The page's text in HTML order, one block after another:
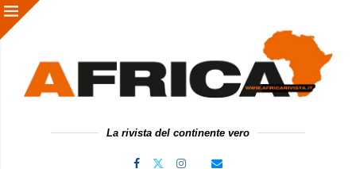
La rivista del continente vero